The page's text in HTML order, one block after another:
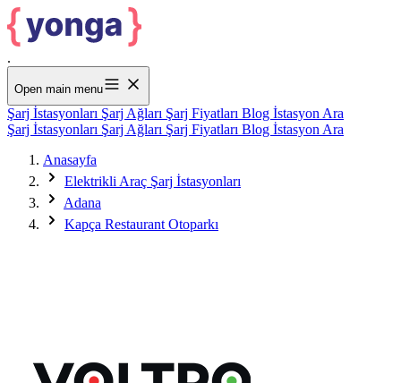
.
Open main menu
Şarj İstasyonları Şarj Ağları Şarj Fiyatları Blog İstasyon Ara
Şarj İstasyonları Şarj Ağları Şarj Fiyatları Blog İstasyon Ara
Anasayfa
Elektrikli Araç Şarj İstasyonları
Adana
Kapça Restaurant Otoparkı